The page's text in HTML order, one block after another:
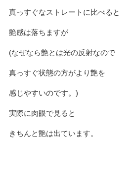
真っすぐなストレートに比べると
艶感は落ちますが
(なぜなら艶とは光の反射なので
真っすぐ状態の方がより艶を
感じやすいのです。)
実際に肉眼で見ると
きちんと艶は出ています。